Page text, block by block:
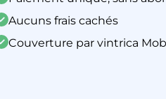
Aucuns frais cachés
Couverture par vintrica